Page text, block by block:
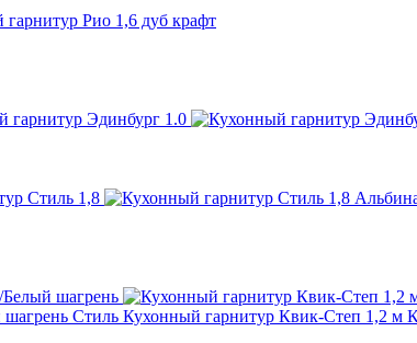
Рио 1,6 дуб крафт
Стиль Кухонный гарнитур Квик-Степ 1,2 м